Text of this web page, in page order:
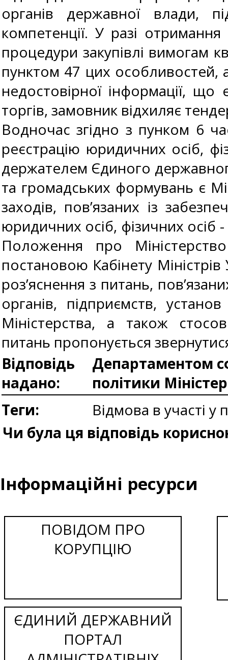
органів державної влади,
компетенції. У разі отримання
процедури закупівлі вимогам
пунктом 47 цих особливостей,
недостовірної інформації, що
торгів, замовник відхиляє
Водночас згідно з пунком 6
реєстрацію юридичних осіб,
держателем Єдиного
та громадських формувань є
заходів, пов’язаних із
юридичних осіб, фізичних осіб
Положення про
постановою Кабінету
роз’яснення з питань,
органів, підприємств,
Міністерства, а також
питань пропонується
Відповідь
надано:
Департаментом
політики
Теги:
Відмова в участі у
Чи була ця відповідь
Інформаційні ресурси
ПОВІДОМ ПРО
КОРУПЦІЮ
ЄДИНИЙ ДЕРЖАВНИЙ
ПОРТАЛ